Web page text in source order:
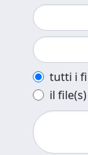
tutti i
il